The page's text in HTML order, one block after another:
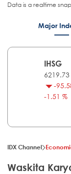
Data is a realtime
Major
IHSG
6219.73
-
-1.51 %
IDX Channel
Waskita